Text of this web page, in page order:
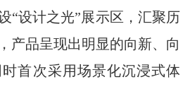
“设计之光”展示区，汇聚历
产品呈现出明显的向新、向
首次采用场景化沉浸式体